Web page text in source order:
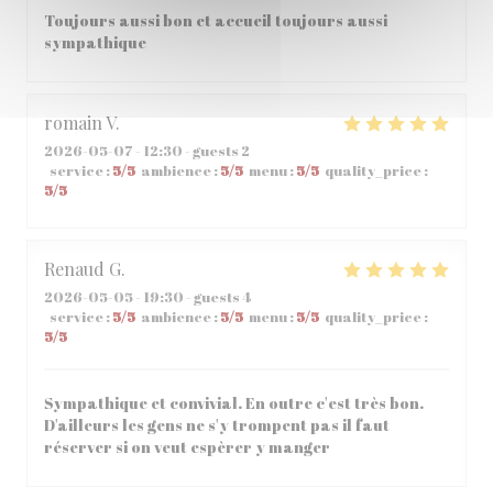
Toujours aussi bon et accueil toujours aussi
sympathique
romainV
2026-05-07 - 12:30 - guests 2
service :5/5 ambience :5/5 menu:5/5 quality_price :
5/5
Renaud G
2026-05-05- 19:30 - guests 4
service :5/5 ambience :5/5 menu:5/5 quality_price :
5/5
Sympathique et convivial. En outre c'est très bon.
D'ailleurs les gens ne s'y trompent pas il faut
réserver si on veut espèrer y manger